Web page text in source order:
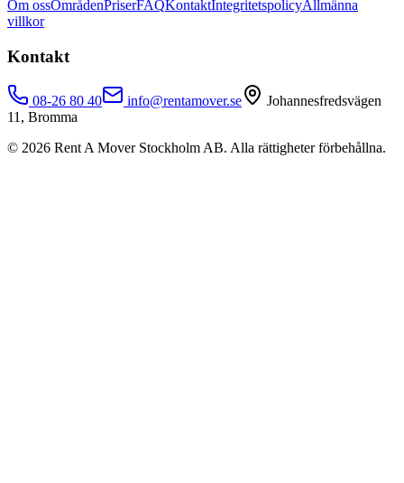
Om ossOmrådenPriserFAQKontaktIntegritetspolicyAllmänna
villkor
Kontakt
08-26 80 40 info@rentamover.se
Johannesfredsvägen
11, Bromma
© 2026 Rent A Mover Stockholm AB. Alla rättigheter förbehållna.